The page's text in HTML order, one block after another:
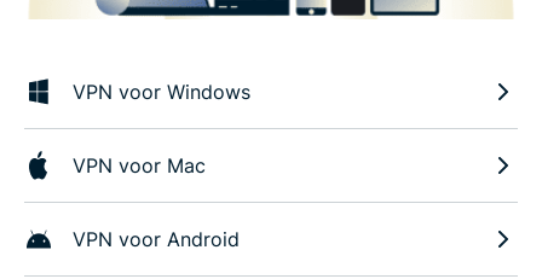
VPN voor Windows
VPN voor Mac
VPN voor Android